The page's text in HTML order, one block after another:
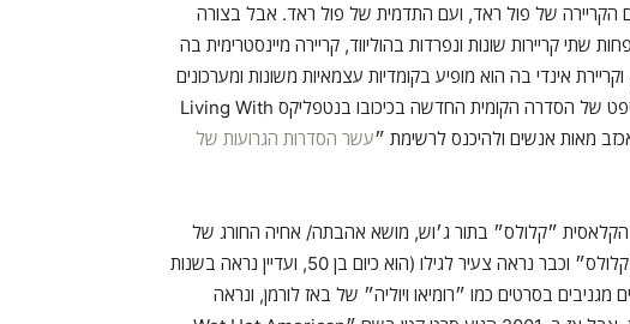
הקריירה של פול ראד, ועם התדמית של פול ראד. אבל בצורה
שתי קריירות שונות ונפרדות בהוליווד, קריירה מיינסטרימית בה
אינדי בה הוא מופיע בקומדיות עצמאיות משונות ומערכונים
ביזאריים. העיסוק הזה בפול ראדים רבים הוא גם הקונספט של הסדרה הקומית החדשה בכיכובו בנטפליקס Living With
עשר הסדרות הגרועות של
1995, שהופיע בקומדייה הקלאסית ״קלולס״ בתור ג׳וש, מושא אהבתה/ אחיה החורג של
גיבורת הסרט שר הורוויץ. ראד היה בן 26 שצילם את ״קלולס״ וכבר נראה צעיר לגילו (הוא כיום בן 50, ועדיין נראה בשנות
בסרטים כמו ״רומיאו ויוליה״ של באז לורמן, ונראה